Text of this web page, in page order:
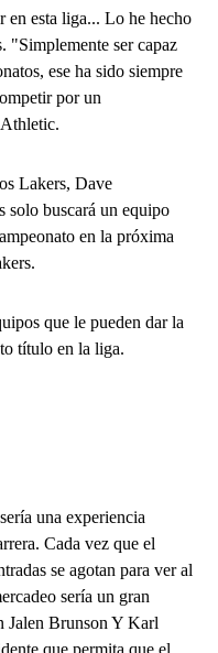
en esta liga... Lo he hecho
"Simplemente ser capaz
ese ha sido siempre
por un
Lakers, Dave
solo buscará un equipo
en la próxima
que le pueden dar la
título en la liga.
una experiencia
Cada vez que el
se agotan para ver al
sería un gran
Jalen Brunson Y Karl
que permita que el